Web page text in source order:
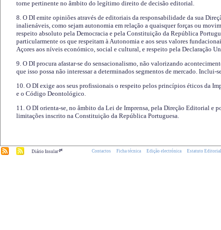
torne pertinente no âmbito do legítimo direito de decisão editorial.
8. O DI emite opiniões através de editoriais da responsabilidade da sua
inalienáveis, como sejam autonomia em relação a quaisquer forças ou
respeito absoluto pela Democracia e pela Constituição da República
particularmente os que respeitam à Autonomia e aos seus valores
Açores aos níveis económico, social e cultural, e respeito pela Declaração
9. O DI procura afastar-se do sensacionalismo, não valorizando
que isso possa não interessar a determinados segmentos de mercado.
10. O DI exige aos seus profissionais o respeito pelos princípios éticos da
e o Código Deontológico.
11. O DI orienta-se, no âmbito da Lei de Imprensa, pela Direção Editorial e
limitações inscrito na Constituição da República Portuguesa.
Diário Insular.pt Contactos Ficha técnica Edição electrónica Estatuto Editorial